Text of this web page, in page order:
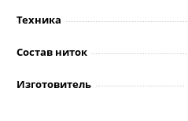
Техника
Состав ниток
Изготовитель